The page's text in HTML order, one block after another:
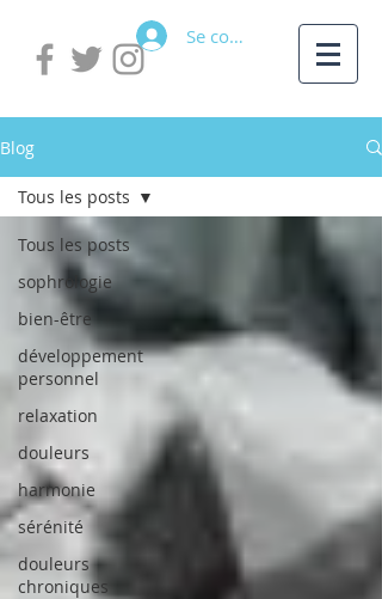
Se connecter
Blog
Tous les posts
sophrologie
bien-être
développement
personnel
relaxation
douleurs
harmonie
sérénité
douleurs
chroniques
Tous les posts